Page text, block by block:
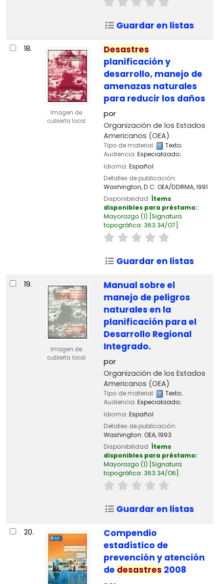
Guardar en listas
18.
Imagen de
cubierta local
Desastres
planificación y
desarrollo, manejo de
amenazas naturales
para reducir los daños
por
Organización de los Estados
Americanos (OEA)
Tipo de material: Texto;
Audiencia: Especializado;
Idioma: Español
Detalles de publicación:
Washington, D.C: OEA/DDRMA,1991
Disponibilidad: Ítems
disponibles para préstamo:
Mayorazgo (1) Signatura
topográfica: 363.34/O7 .
Guardar en listas
19.
Imagen de
cubierta local
Manual sobre el
manejo de peligros
naturales en la
planificación para el
Desarrollo Regional
Integrado.
por
Organización de los Estados
Americanos (OEA)
Tipo de material: Texto;
Audiencia: Especializado;
Idioma: Español
Detalles de publicación:
Washington: OEA,1993
Disponibilidad: Ítems
disponibles para préstamo:
Mayorazgo (1) Signatura
topográfica: 363.34/O6 .
Guardar en listas
20.
Compendio
estadístico de
prevención y atención
de desastres 2008